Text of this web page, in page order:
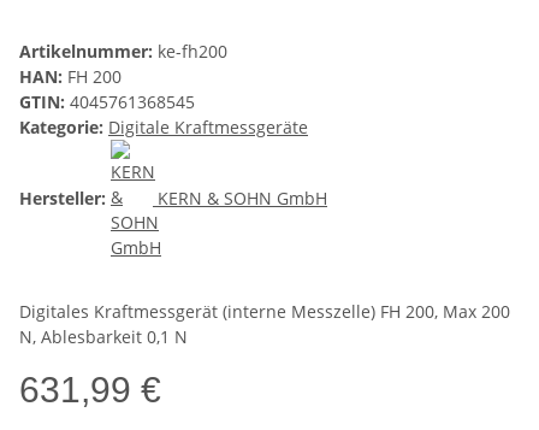
Artikelnummer: ke-fh200
HAN: FH 200
GTIN: 4045761368545
Kategorie: Digitale Kraftmessgeräte
Hersteller: KERN & SOHN GmbH
Digitales Kraftmessgerät (interne Messzelle) FH 200, Max 200
N, Ablesbarkeit 0,1 N
631,99 €